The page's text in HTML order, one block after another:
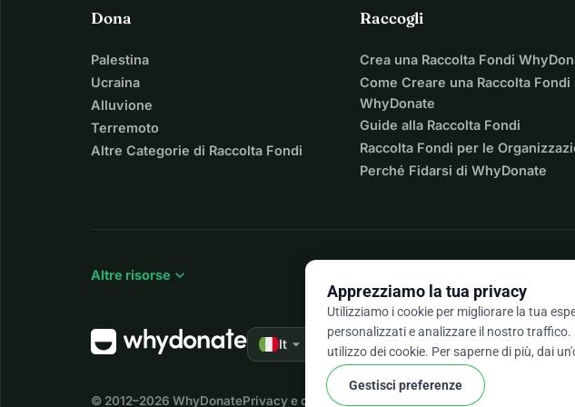
Dona
Palestina
Ucraina
Alluvione
Terremoto
Altre Categorie di Raccolta Fondi
Raccogli
Crea una Raccolta Fondi
Come Creare una Raccolta Fondi
WhyDonate
Guide alla Raccolta Fondi
Raccolta Fondi per le
Perché Fidarsi di WhyDonate
Altre risorse expand_more
It arrow_drop_down ★★★★★ 4,9 / 5 basato su oltre 500
© 2012–2026 WhyDonatePrivacy e cookieTermini e condizioni cookieImpostazioni
Apprezziamo la tua privacy
Utilizziamo i cookie per migliorare la tua
personalizzati e analizzare il nostro
utilizzo dei cookie. Per saperne di più, dai
Gestisci preferenze